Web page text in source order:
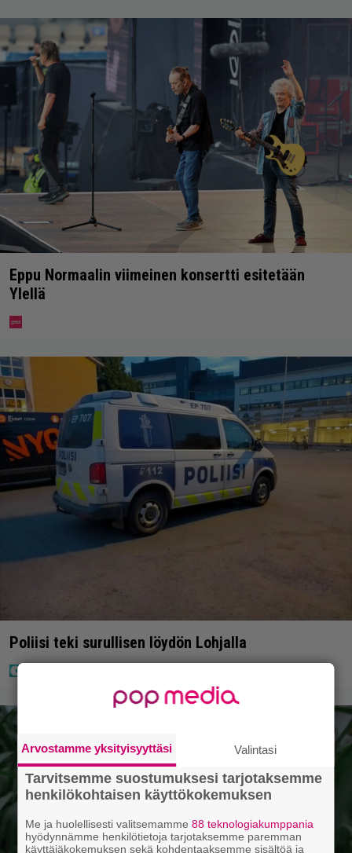
Eppu Normaalin viimeinen konsertti esitetään
Ylellä
Poliisi teki surullisen löydön Lohjalla
Arvostamme yksityisyyttäsi Valintasi
Tarvitsemme suostumuksesi tarjotaksemme
henkilökohtaisen käyttökokemuksen
Me ja huolellisesti valitsemamme88 teknologiakumppania
hyödynnämme henkilötietoja tarjotaksemme paremman
käyttäjäkokemuksen sekä kohdentaaksemme sisältöä ja